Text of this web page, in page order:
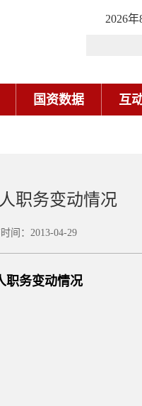
2026
国资数据 互
职务变动情况
：2013-04-29
职务变动情况